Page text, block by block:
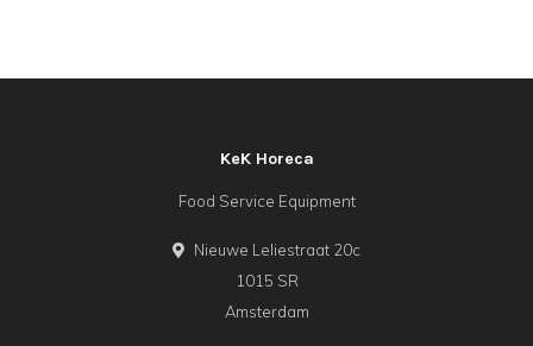
KeK Horeca
Food Service Equipment
Nieuwe Leliestraat 20c
1015 SR
Amsterdam